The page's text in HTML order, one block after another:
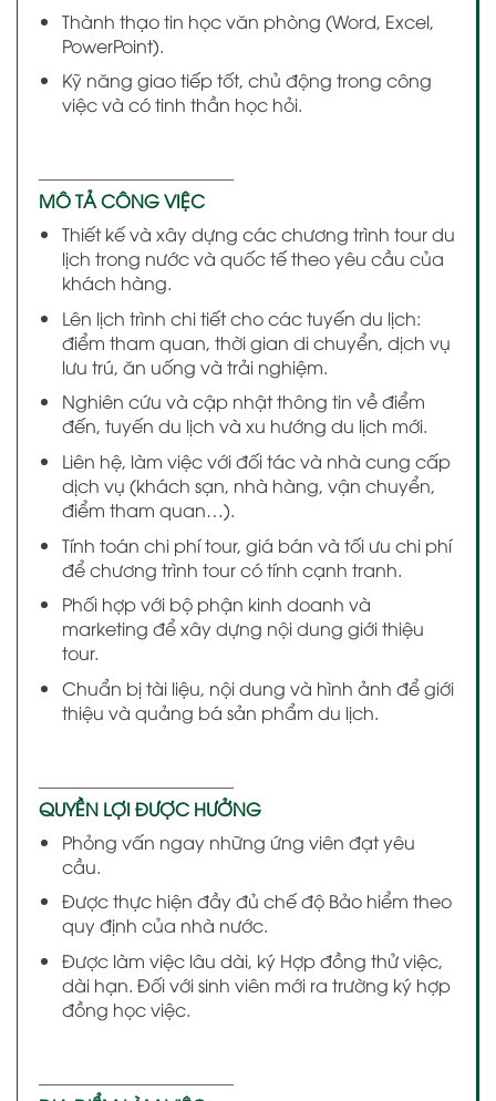
Thành thạo tin học văn phòng (Word, Excel,
PowerPoint).
Kỹ năng giao tiếp tốt, chủ động trong công
việc và có tinh thần học hỏi.
———————————
MÔ TẢ CÔNG VIỆC
Thiết kế và xây dựng các chương trình tour du
lịch trong nước và quốc tế theo yêu cầu của
khách hàng.
Lên lịch trình chi tiết cho các tuyến du lịch:
điểm tham quan, thời gian di chuyển, dịch vụ
lưu trú, ăn uống và trải nghiệm.
Nghiên cứu và cập nhật thông tin về điểm
đến, tuyến du lịch và xu hướng du lịch mới.
Liên hệ, làm việc với đối tác và nhà cung cấp
dịch vụ (khách sạn, nhà hàng, vận chuyển,
điểm tham quan…).
Tính toán chi phí tour, giá bán và tối ưu chi phí
để chương trình tour có tính cạnh tranh.
Phối hợp với bộ phận kinh doanh và
marketing để xây dựng nội dung giới thiệu
tour.
Chuẩn bị tài liệu, nội dung và hình ảnh để giới
thiệu và quảng bá sản phẩm du lịch.
———————————
QUYỀN LỢI ĐƯỢC HƯỞNG
Phỏng vấn ngay những ứng viên đạt yêu
cầu.
Được thực hiện đầy đủ chế độ Bảo hiểm theo
quy định của nhà nước.
Được làm việc lâu dài, ký Hợp đồng thử việc,
dài hạn. Đối với sinh viên mới ra trường ký hợp
đồng học việc.
———————————